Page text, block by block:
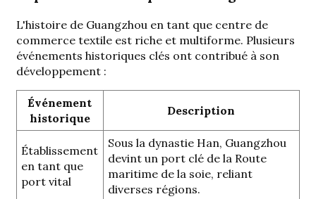
L'histoire de Guangzhou en tant que centre de
commerce textile est riche et multiforme. Plusieurs
événements historiques clés ont contribué à son
développement :
Événement
historique
Description
Établissement
en tant que
port vital
Sous la dynastie Han, Guangzhou
devint un port clé de la Route
maritime de la soie, reliant
diverses régions.